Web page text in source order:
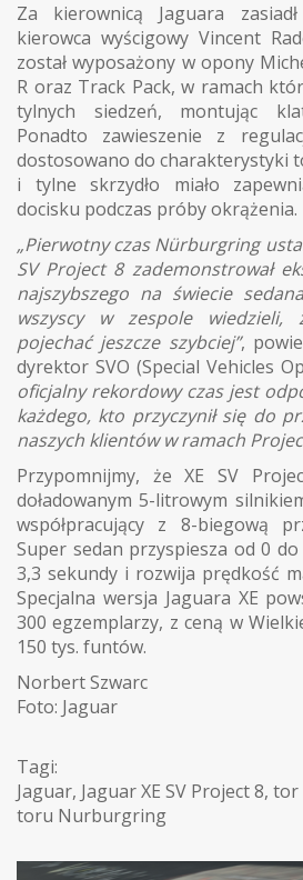
Za kierownicą Jaguara
kierowca wyścigowy Vincent
został wyposażony w opony
R oraz Track Pack, w ramach
tylnych siedzeń, montując
Ponadto zawieszenie z
dostosowano do charakterystyki
i tylne skrzydło miało
docisku podczas próby okrążenia.
„Pierwotny czas Nürburgring
SV Project 8 zademonstrował
najszybszego na świecie
wszyscy w zespole
pojechać jeszcze szybciej”,
dyrektor SVO (Special Vehicles
oficjalny rekordowy czas jest
każdego, kto przyczynił się do
naszych klientów w ramach
Przypomnijmy, że XE SV
doładowanym 5-litrowym
współpracujący z 8-biegową
Super sedan przyspiesza od 0
3,3 sekundy i rozwija prędkość
Specjalna wersja Jaguara XE
300 egzemplarzy, z ceną w
150 tys. funtów.
Norbert Szwarc
Foto: Jaguar
Tagi:
Jaguar, Jaguar XE SV Project 8, tor
toru Nurburgring